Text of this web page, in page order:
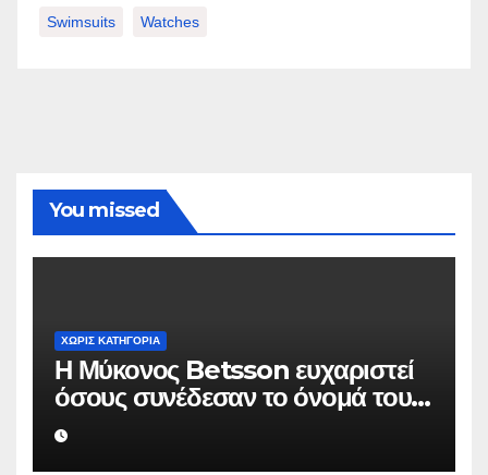
Swimsuits Watches
You missed
ΧΩΡΊΣ ΚΑΤΗΓΟΡΊΑ
Η Μύκονος Betsson ευχαριστεί
όσους συνέδεσαν το όνομά τους
με την ιστορική χρονιά